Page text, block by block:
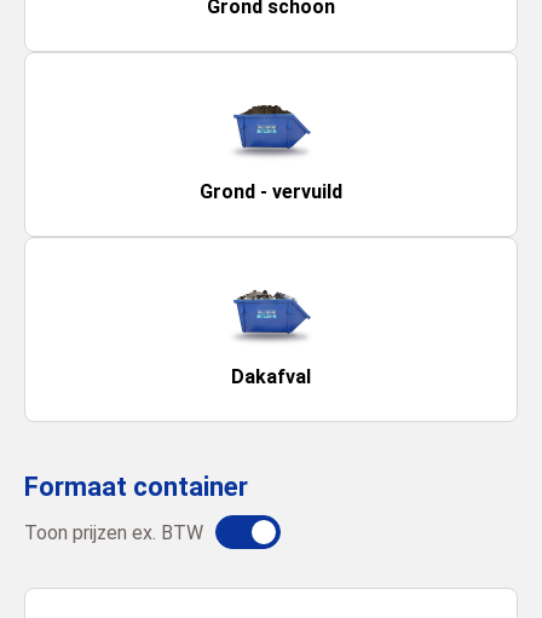
Grond schoon
Grond - vervuild
Dakafval
Formaat container
Toon prijzen ex. BTW